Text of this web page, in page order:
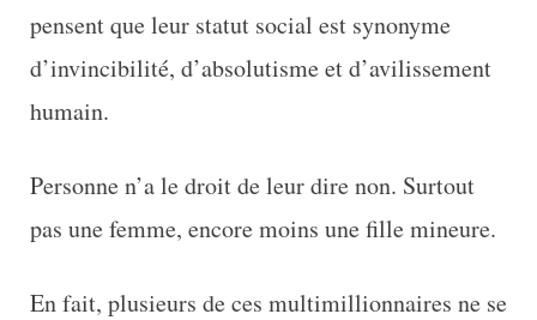
pensent que leur statut social est synonyme
d’invincibilité, d’absolutisme et d’avilissement
humain.
Personne n’a le droit de leur dire non. Surtout
pas une femme, encore moins une fille mineure.
En fait, plusieurs de ces multimillionnaires ne se